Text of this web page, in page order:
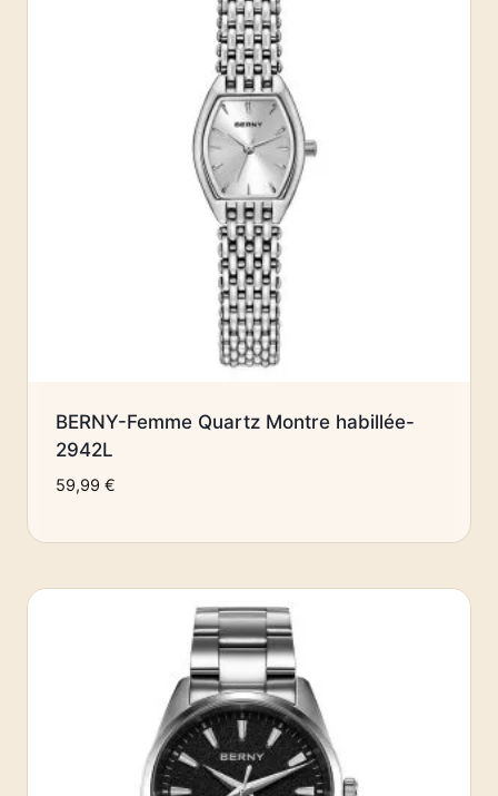
BERNY-Femme Quartz Montre habillée-
2942L
59,99 €